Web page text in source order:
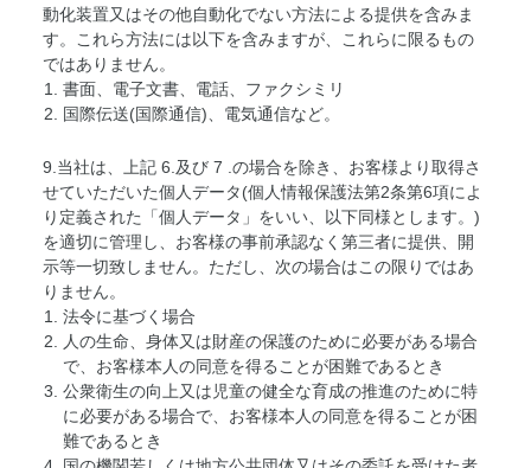
動化装置又はその他自動化でない方法による提供を含みま
す。これら方法には以下を含みますが、これらに限るもの
ではありません。
書面、電子文書、電話、ファクシミリ
国際伝送(国際通信)、電気通信など。
9.当社は、上記 6.及び 7 .の場合を除き、お客様より取得さ
せていただいた個人データ(個人情報保護法第2条第6項によ
り定義された「個人データ」をいい、以下同様とします。)
を適切に管理し、お客様の事前承認なく第三者に提供、開
示等一切致しません。ただし、次の場合はこの限りではあ
りません。
法令に基づく場合
人の生命、身体又は財産の保護のために必要がある場合
で、お客様本人の同意を得ることが困難であるとき
公衆衛生の向上又は児童の健全な育成の推進のために特
に必要がある場合で、お客様本人の同意を得ることが困
難であるとき